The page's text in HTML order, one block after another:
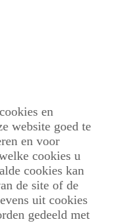
en
website goed te
en voor
cookies u
cookies kan
de site of de
uit cookies
gedeeld met